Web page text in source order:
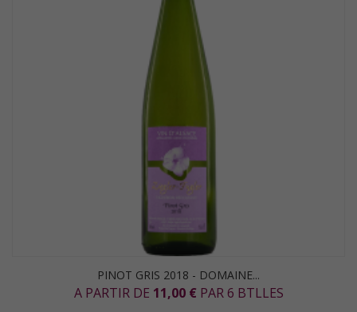
PINOT GRIS 2018 - DOMAINE...
A PARTIR DE 11,00 € PAR 6 BTLLES